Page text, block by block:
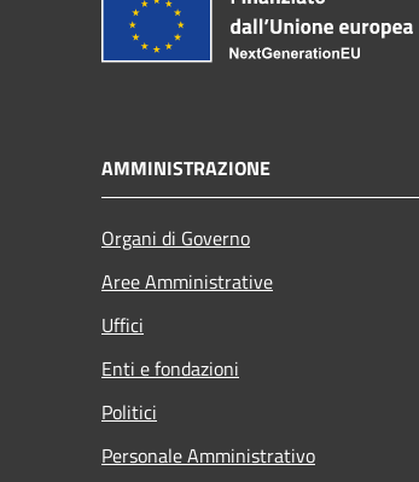
AMMINISTRAZIONE
Organi di Governo
Aree Amministrative
Uffici
Enti e fondazioni
Politici
Personale Amministrativo